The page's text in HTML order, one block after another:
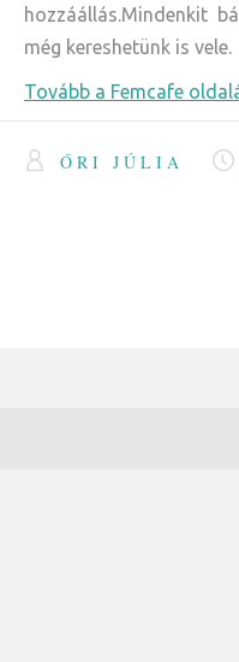
hozzáállás.Mindenkit
még kereshetünk is vele.
Tovább a Femcafe
ŐRI JÚLIA